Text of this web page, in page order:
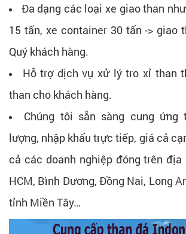
Đa dạng các loại xe giao than
15 tấn, xe container 30 tấn -> giao
Quý khách hàng.
Hỗ trợ dịch vụ xử lý tro xỉ than
than cho khách hàng.
Chúng tôi sẵn sàng cung ứng
lượng, nhập khẩu trực tiếp, giá cả
cả các doanh nghiệp đóng trên địa
HCM, Bình Dương, Đồng Nai, Long
tỉnh Miền Tây…